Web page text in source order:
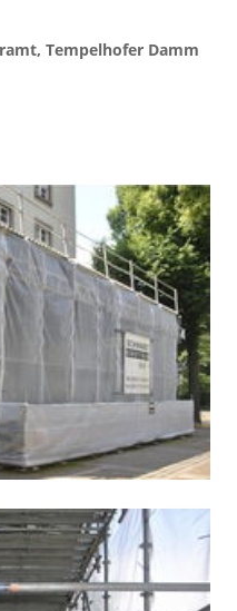
Tempelhofer Damm